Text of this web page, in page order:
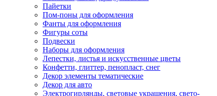
Пайетки
Пом-поны для оформления
Фанты для оформления
Фигуры соты
Подвески
Наборы для оформления
Лепестки, листья и искусственные цветы
Конфетти, глиттер, пенопласт, снег
Декор элементы тематические
Декор для авто
Электрогирлянды, световые украшения, свето-